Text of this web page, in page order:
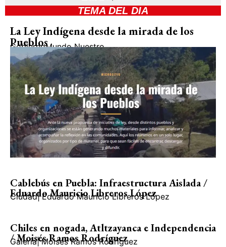
TEMA DEL DIA
La Ley Indígena desde la mirada de los
Pueblos
GobiernoMundo Nuestro
Cablebús en Puebla: Infraestructura Aislada /
Eduardo Mauricio Libreros López
Ciudad| Eduardo Mauricio Libreros López
Chiles en nogada, Atltzayanca e Independencia
/ Moisés Ramos Rodríguez
Galería| Moisés Ramos Rodríguez